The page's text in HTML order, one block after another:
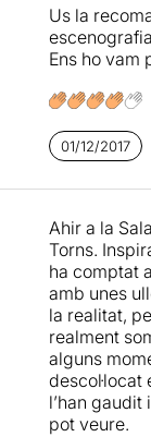
mereix el
poderosos i
laboratori
Us la
Ens ho vam
01/12/2017
Ahir a la
Torns.
ha comptat
amb unes
la realitat,
realment
alguns
l’han
pot veure.